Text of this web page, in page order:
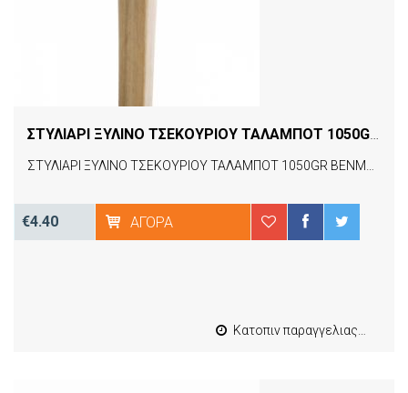
€4.40 ΑΓΟΡΆ
Κατοπιν παραγγελιας από 4 έως 10 εργασιμες